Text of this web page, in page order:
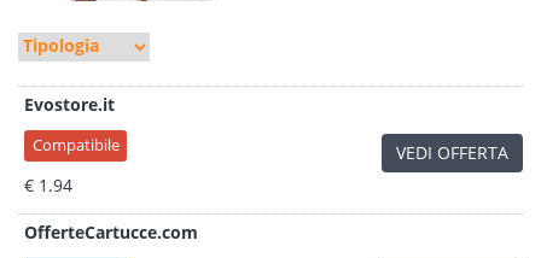
Evostore.it
Compatibile
€ 1.94
VEDI OFFERTA
OfferteCartucce.com